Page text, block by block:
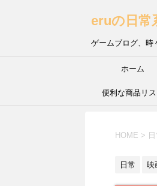
eruの日常
ゲームブログ、時
ホーム
便利な商品リス
HOME >
日常 映